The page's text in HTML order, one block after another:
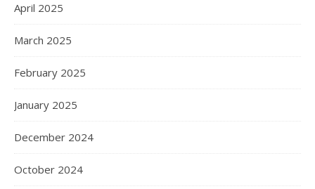
April 2025
March 2025
February 2025
January 2025
December 2024
October 2024